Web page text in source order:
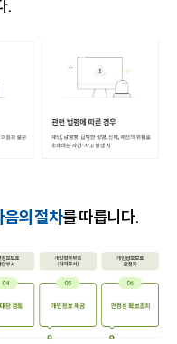
.
음의 절차를 따릅니다.